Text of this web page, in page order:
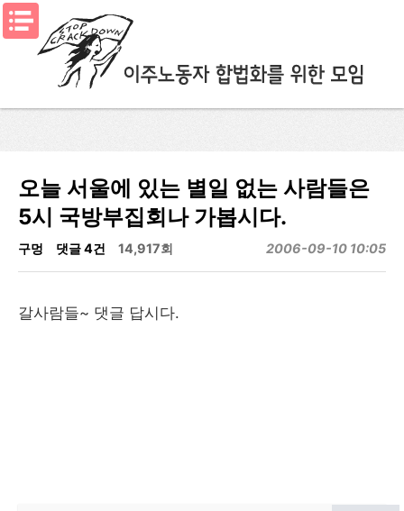
메뉴열기
오늘 서울에 있는 별일 없는 사람들은
5시 국방부집회나 가봅시다.
구멍 댓글 4건 14,917회 2006-09-10 10:05
갈사람들~ 댓글 답시다.